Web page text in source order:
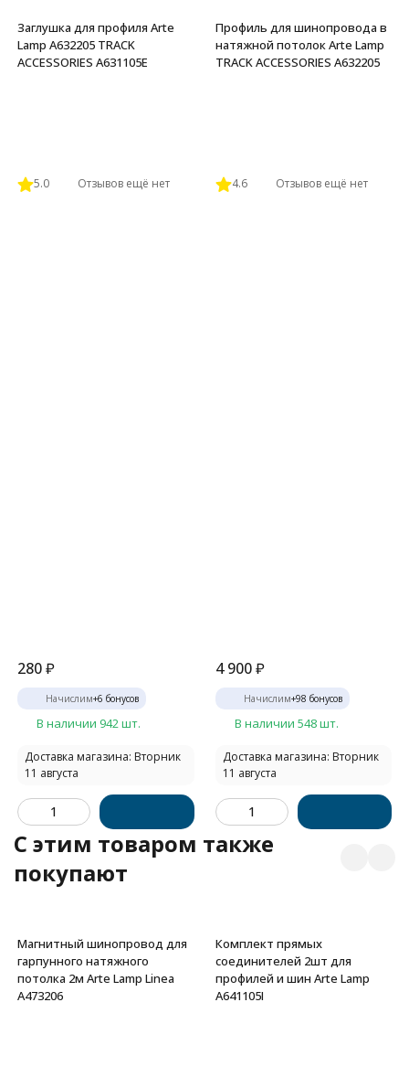
Заглушка для профиля Arte
Lamp A632205 TRACK
ACCESSORIES A631105E
5.0 Отзывов ещё нет
280₽
Начислим+6 бонусов
В наличии 942 шт.
Доставка магазина: Вторник
11 августа
Профиль для шинопровода в
натяжной потолок Arte Lamp
TRACK ACCESSORIES A632205
4.6 Отзывов ещё нет
4 900 ₽
Начислим+98 бонусов
В наличии 548 шт.
Доставка магазина: Вторник
11 августа
C этим товаром также
покупают
Магнитный шинопровод для
гарпунного натяжного
потолка 2м Arte Lamp Linea
A473206
Комплект прямых
соединителей 2шт для
профилей и шин Arte Lamp
A641105I